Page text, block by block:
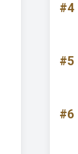
#4
#5
#6